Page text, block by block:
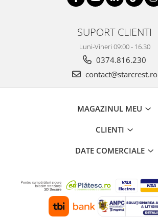
SUPORT CLIENTI
Luni-Vineri 09:00 - 16.30
0374.816.230
contact@starcrest.ro
MAGAZINUL MEU
CLIENTI
DATE COMERCIALE